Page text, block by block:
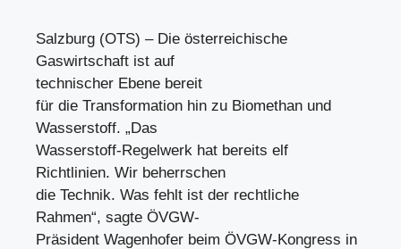
Salzburg (OTS) – Die österreichische
Gaswirtschaft ist auf
technischer Ebene bereit
für die Transformation hin zu Biomethan und
Wasserstoff. „Das
Wasserstoff-Regelwerk hat bereits elf
Richtlinien. Wir beherrschen
die Technik. Was fehlt ist der rechtliche
Rahmen“, sagte ÖVGW-
Präsident Wagenhofer beim ÖVGW-Kongress in